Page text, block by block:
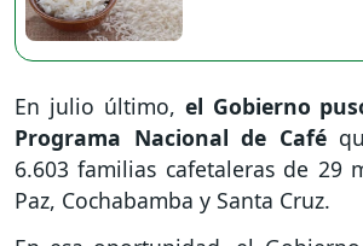
En julio último, el Gobierno
Programa Nacional de Café
6.603 familias cafetaleras de 29
Paz, Cochabamba y Santa Cruz.